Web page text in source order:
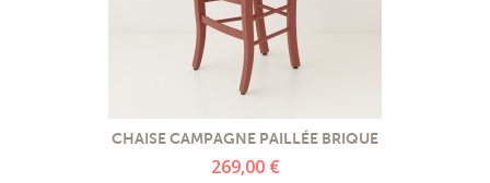
CHAISE CAMPAGNE PAILLÉE BRIQUE
269,00 €